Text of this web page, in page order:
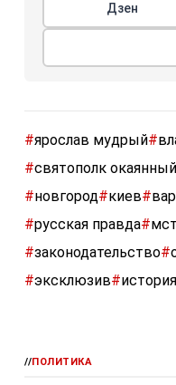
Дзен
#ярослав мудрый#
#святополк окаянный
#новгород#киев#
#русская правда#
#законодательство#
#эксклюзив#
//ПОЛИТИКА